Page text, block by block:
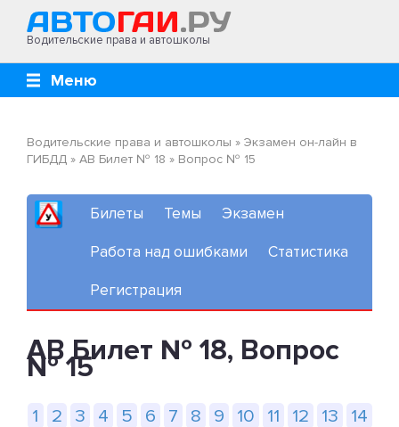
Водительские права и автошколы
Меню
Водительские права и автошколы » Экзамен он-лайн в
ГИБДД » AB Билет № 18 » Вопрос № 15
Билеты Темы Экзамен
Работа над ошибками Статистика
Регистрация
AB Билет № 18, Вопрос
№ 15
1 2 3 4 5 6 7 8 9 10 11 12 13
14